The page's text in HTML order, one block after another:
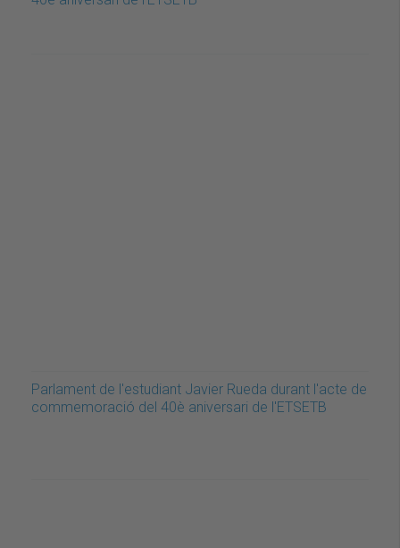
Parlament de l'estudiant Javier Rueda durant l'acte de
commemoració del 40è aniversari de l'ETSETB